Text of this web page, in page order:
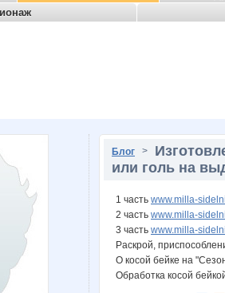
Блог >
или голь на
1 часть www.milla-
2 часть www.milla-
3 часть www.milla-
Раскрой,
О косой бейке на
Обработка косой